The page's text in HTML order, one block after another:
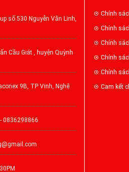
số 530 Nguyễn Văn Linh,
Cầu Giát , huyện Quỳnh
9B, TP Vinh, Nghệ
0836298866
Chính
Chính
Chính
Chính
Chính
Cam kết